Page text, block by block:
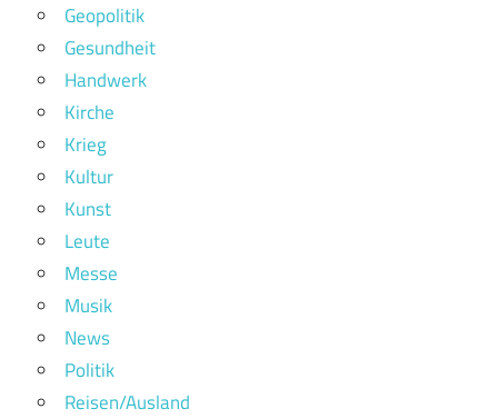
Geopolitik
Gesundheit
Handwerk
Kirche
Krieg
Kultur
Kunst
Leute
Messe
Musik
News
Politik
Reisen/Ausland